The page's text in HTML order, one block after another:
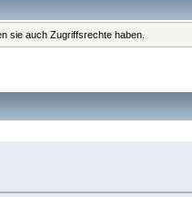
sie auch Zugriffsrechte haben.